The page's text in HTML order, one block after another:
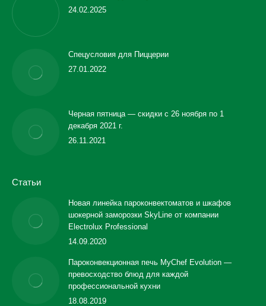
24.02.2025
Спецусловия для Пиццерии
27.01.2022
Черная пятница — скидки с 26 ноября по 1
декабря 2021 г.
26.11.2021
Статьи
Новая линейка пароконвектоматов и шкафов
шокерной заморозки SkyLine от компании
Electrolux Professional
14.09.2020
Пароконвекционная печь MyChef Evolution —
превосходство блюд для каждой
профессиональной кухни
18.08.2019